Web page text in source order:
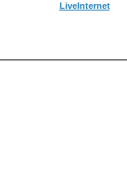
LiveInternet